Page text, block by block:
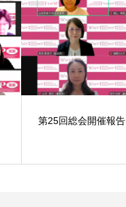
第25回総会開催報告